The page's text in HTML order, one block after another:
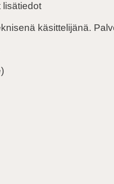
lisätiedot
käsittelijänä.